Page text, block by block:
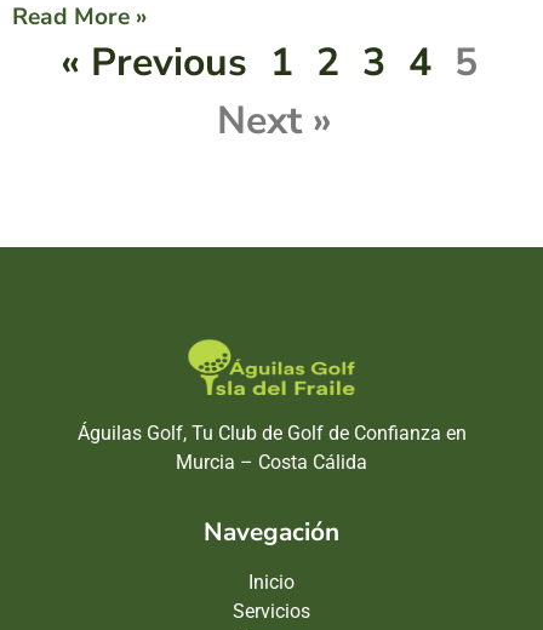
Read More »
« Previous 1 2 3 4 5
Next »
Águilas Golf, Tu Club de Golf de Confianza en
Murcia – Costa Cálida
Navegación
Inicio
Servicios